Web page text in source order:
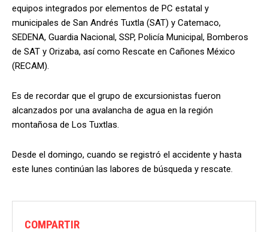
equipos integrados por elementos de PC estatal y
municipales de San Andrés Tuxtla (SAT) y Catemaco,
SEDENA, Guardia Nacional, SSP, Policía Municipal, Bomberos
de SAT y Orizaba, así como Rescate en Cañones México
(RECAM).
Es de recordar que el grupo de excursionistas fueron
alcanzados por una avalancha de agua en la región
montañosa de Los Tuxtlas.
Desde el domingo, cuando se registró el accidente y hasta
este lunes continúan las labores de búsqueda y rescate.
COMPARTIR